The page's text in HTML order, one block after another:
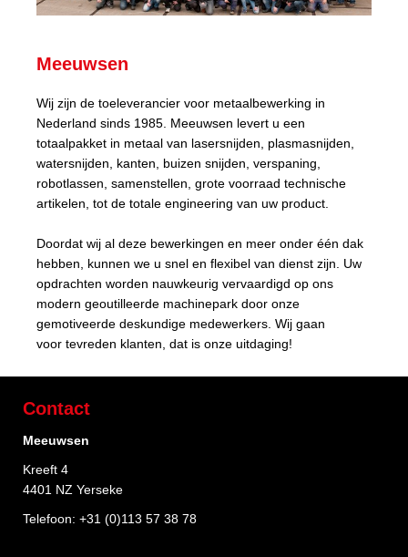
Meeuwsen
Wij zijn de toeleverancier voor metaalbewerking in
Nederland sinds 1985. Meeuwsen levert u een
totaalpakket in metaal van lasersnijden, plasmasnijden,
watersnijden, kanten, buizen snijden, verspaning,
robotlassen, samenstellen, grote voorraad technische
artikelen, tot de totale engineering van uw product.
Doordat wij al deze bewerkingen en meer onder één dak
hebben, kunnen we u snel en flexibel van dienst zijn. Uw
opdrachten worden nauwkeurig vervaardigd op ons
modern geoutilleerde machinepark door onze
gemotiveerde deskundige medewerkers. Wij gaan
voor tevreden klanten, dat is onze uitdaging!
Contact
Meeuwsen
Kreeft 4
4401 NZ Yerseke
Telefoon: +31 (0)113 57 38 78